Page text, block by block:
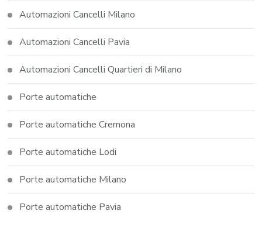
Automazioni Cancelli Milano
Automazioni Cancelli Pavia
Automazioni Cancelli Quartieri di Milano
Porte automatiche
Porte automatiche Cremona
Porte automatiche Lodi
Porte automatiche Milano
Porte automatiche Pavia